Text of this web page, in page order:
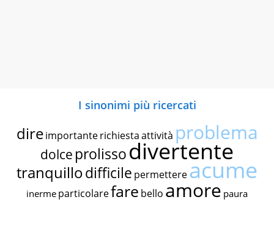
I sinonimi più ricercati
dire importante richiestaattività problema
dolce prolissodivertente
tranquillodifficile permettereacume
inerme particolarefare bello amore paura